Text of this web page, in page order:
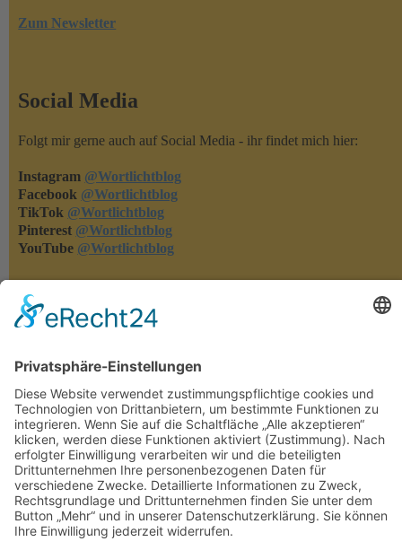
Zum Newsletter
Social Media
Folgt mir gerne auch auf Social Media - ihr findet mich hier:
Instagram @Wortlichtblog
Facebook @Wortlichtblog
TikTok @Wortlichtblog
Pinterest @Wortlichtblog
YouTube @Wortlichtblog
Rezensionen
Rezensionen machen meine Bücher bekannter - und ich merke,
gelesen, dann freue ich mich über eure Rezension auf den
einschlägigen Lese-Portalen oder in den Online-Buchshops.
Herzlichen Dank!!!
Rechtliches